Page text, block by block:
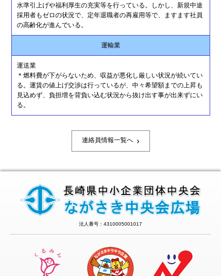
水準引上げや福利厚生の充実等を行っている。しかし、新規中途
採用者もゼロの状況で、定年退職者の再雇用等で、ますます社員
の高齢化が進んでいる。
運輸業
運送業
＊燃料費が下がらないため、収益が悪化し厳しい状況が続いてい
る。運賃の値上げ交渉は行っているが、中々希望額までの上昇も
見込めず、負担増を背負い込む状況から抜け出す事が出来ずにい
る。
連絡員情報一覧へ ›
法人番号：4310005001017